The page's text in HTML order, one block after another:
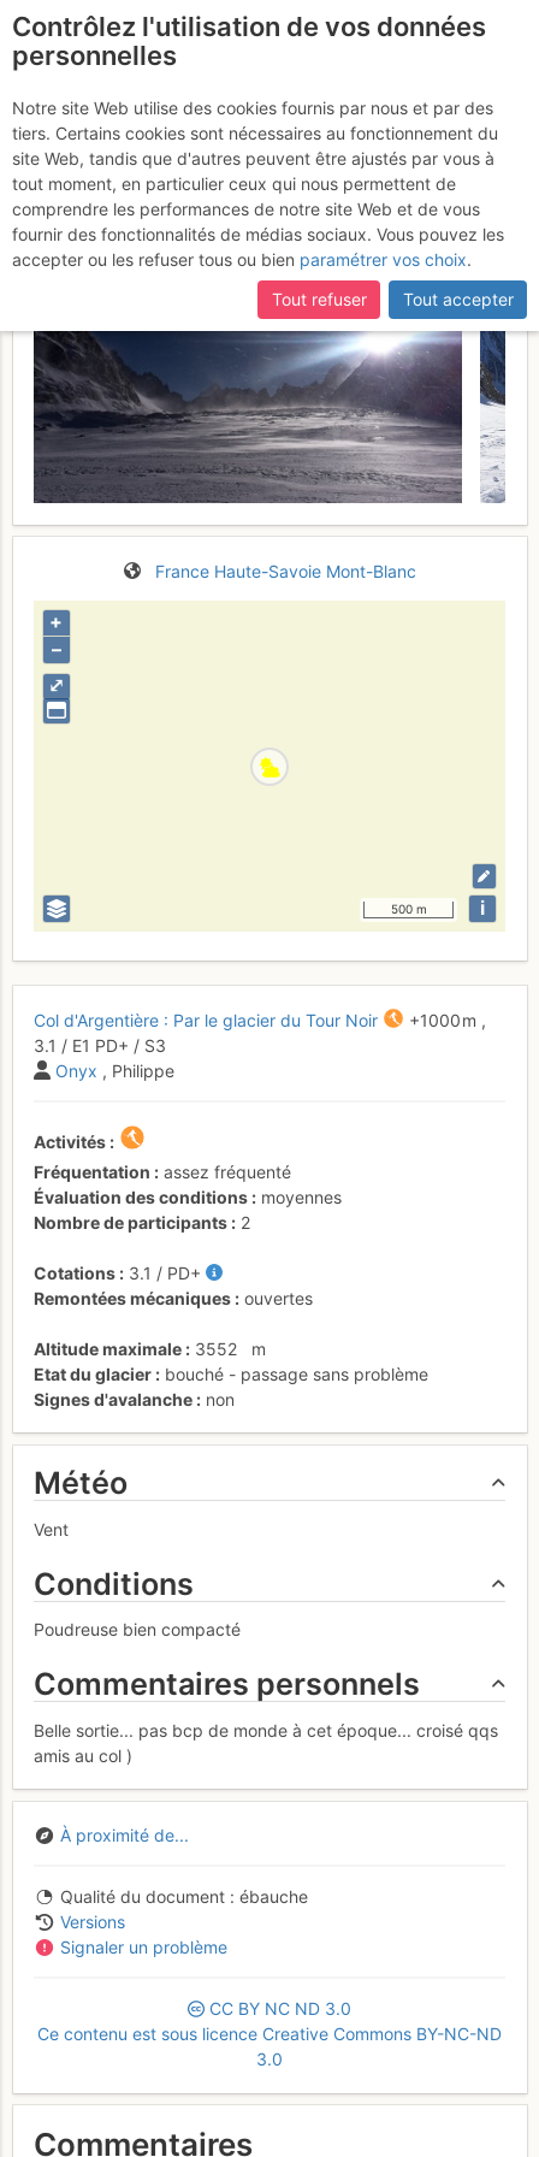
Col d'Argentière : Par le
glacier du Tour Noir
Samedi 21
janvier 2017
France Haute-Savoie Mont-Blanc
⤢
+
–
500 m i
Col d'Argentière : Par le glacier du Tour Noir +1000 m ,
3.1 / E1 PD+ / S3
Onyx , Philippe
Activités
Fréquentation
assez fréquenté
Évaluation des conditions
moyennes
Nombre de participants
2
Cotations 3.1 / PD+
Remontées mécaniques
ouvertes
Altitude maximale 3552
m
Etat du glacier
bouché - passage sans problème
Signes d'avalanche
non
Météo
Vent
Conditions
Poudreuse bien compacté
Commentaires personnels
Belle sortie... pas bcp de monde à cet époque... croisé qqs
amis au col )
À proximité de...
Qualité du document
ébauche
Versions
Signaler un problème
CC BY NC ND 3.0
Ce contenu est sous licence Creative Commons BY-NC-ND
3.0
Commentaires
Contrôlez l'utilisation de vos données
personnelles
Notre site Web utilise des cookies fournis par nous et par des
tiers. Certains cookies sont nécessaires au fonctionnement du
site Web, tandis que d'autres peuvent être ajustés par vous à
tout moment, en particulier ceux qui nous permettent de
comprendre les performances de notre site Web et de vous
fournir des fonctionnalités de médias sociaux. Vous pouvez les
accepter ou les refuser tous ou bien paramétrer vos choix.
Tout refuser
Tout accepter